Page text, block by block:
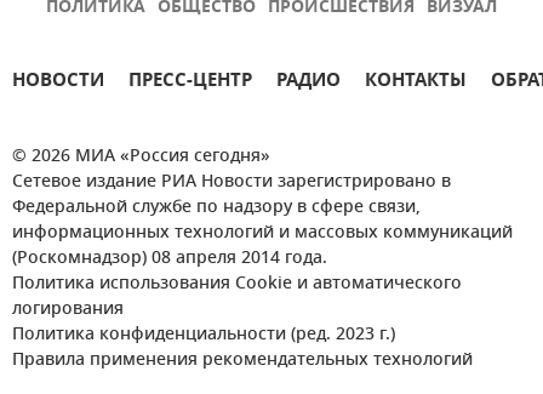
ПОЛИТИКА ОБЩЕСТВО ПРОИСШЕСТВИЯ ВИЗУАЛ
НОВОСТИ ПРЕСС-ЦЕНТР РАДИО КОНТАКТЫ
© 2026 МИА «Россия сегодня»
Сетевое издание РИА Новости зарегистрировано в
Федеральной службе по надзору в сфере связи,
информационных технологий и массовых коммуникаций
(Роскомнадзор) 08 апреля 2014 года.
Политика использования Cookie и автоматического
логирования
Политика конфиденциальности (ред. 2023 г.)
Правила применения рекомендательных технологий